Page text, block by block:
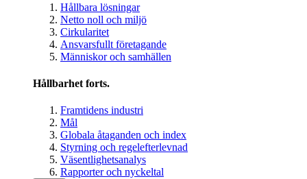
Hållbara lösningar
Netto noll och miljö
Cirkularitet
Ansvarsfullt företagande
Människor och samhällen
Hållbarhet forts.
Framtidens industri
Mål
Globala åtaganden och index
Styrning och regelefterlevnad
Väsentlighetsanalys
Rapporter och nyckeltal